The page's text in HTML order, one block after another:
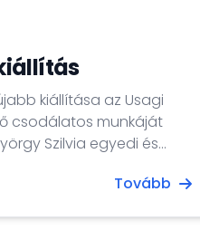
kiállítása az Usagi
csodálatos munkáját
Szilvia egyedi és
Tovább